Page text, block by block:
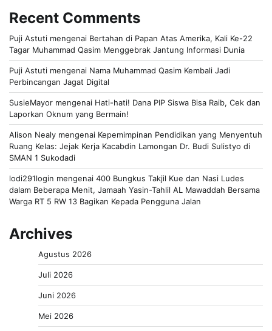
Recent Comments
Puji Astuti mengenai Bertahan di Papan Atas Amerika, Kali Ke-22
Tagar Muhammad Qasim Menggebrak Jantung Informasi Dunia
Puji Astuti mengenai Nama Muhammad Qasim Kembali Jadi
Perbincangan Jagat Digital
SusieMayor mengenai Hati-hati! Dana PIP Siswa Bisa Raib, Cek dan
Laporkan Oknum yang Bermain!
Alison Nealy mengenai Kepemimpinan Pendidikan yang Menyentuh
Ruang Kelas: Jejak Kerja Kacabdin Lamongan Dr. Budi Sulistyo di
SMAN 1 Sukodadi
lodi291login mengenai 400 Bungkus Takjil Kue dan Nasi Ludes
dalam Beberapa Menit, Jamaah Yasin-Tahlil AL Mawaddah Bersama
Warga RT 5 RW 13 Bagikan Kepada Pengguna Jalan
Archives
Agustus 2026
Juli 2026
Juni 2026
Mei 2026